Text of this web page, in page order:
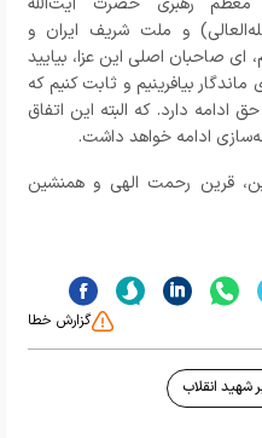
و ملت شریف ایران و
ای صاحبان اصلی این عزا، بیایید
بیافرینیم و ثابت کنیم که
ادامه دارد. که البته این اتفاق
ادامه خواهد داشت.
قرین رحمت الهی و همنشین
گزارش خطا
شهید انقلاب